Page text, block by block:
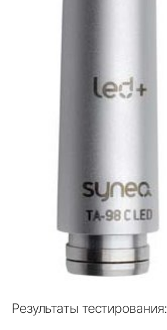
Результаты тестирования: